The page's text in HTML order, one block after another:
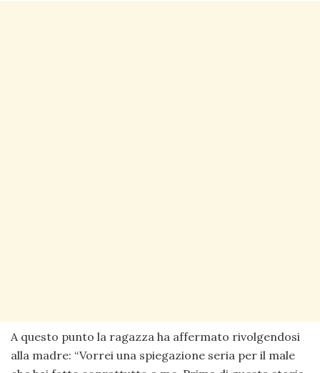
A questo punto la ragazza ha affermato rivolgendosi
alla madre: “Vorrei una spiegazione seria per il male